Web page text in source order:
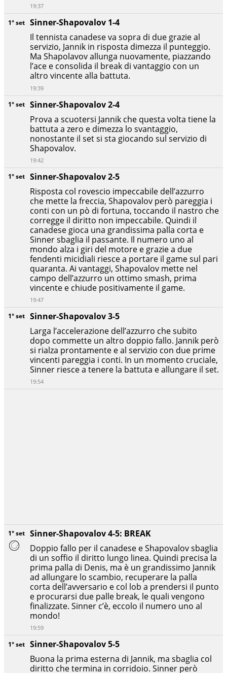
1° set Sinner-Shapovalov 5-5
Buona la prima esterna di Jannik, ma sbaglia col
diritto che termina in corridoio. Sinner però
1° set Sinner-Shapovalov 4-5: BREAK
Doppio fallo per il canadese e Shapovalov sbaglia
di un soffio il diritto lungo linea. Quindi precisa la
prima palla di Denis, ma è un grandissimo Jannik
ad allungare lo scambio, recuperare la palla
corta dell’avversario e col lob a prendersi il punto
e procurarsi due palle break, le quali vengono
finalizzate. Sinner c’è, eccolo il numero uno al
mondo!
19:59
1° set Sinner-Shapovalov 3-5
Larga l’accelerazione dell’azzurro che subito
dopo commette un altro doppio fallo. Jannik però
si rialza prontamente e al servizio con due prime
vincenti pareggia i conti. In un momento cruciale,
Sinner riesce a tenere la battuta e allungare il set.
19:54
1° set Sinner-Shapovalov 2-5
Risposta col rovescio impeccabile dell’azzurro
che mette la freccia, Shapovalov però pareggia i
conti con un pò di fortuna, toccando il nastro che
corregge il diritto non impeccabile. Quindi il
canadese gioca una grandissima palla corta e
Sinner sbaglia il passante. Il numero uno al
mondo alza i giri del motore e grazie a due
fendenti micidiali riesce a portare il game sul pari
quaranta. Ai vantaggi, Shapovalov mette nel
campo dell’azzurro un ottimo smash, prima
vincente e chiude positivamente il game.
19:47
1° set Sinner-Shapovalov 2-4
Prova a scuotersi Jannik che questa volta tiene la
battuta a zero e dimezza lo svantaggio,
nonostante il set si sta giocando sul servizio di
Shapovalov.
19:42
1° set Sinner-Shapovalov 1-4
Il tennista canadese va sopra di due grazie al
servizio, Jannik in risposta dimezza il punteggio.
Ma Shapolavov allunga nuovamente, piazzando
l’ace e consolida il break di vantaggio con un
altro vincente alla battuta.
19:39
19:37